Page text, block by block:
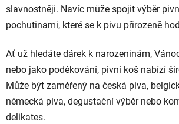
slavnostněji. Navíc může spojit výběr
pochutinami, které se k pivu přirozeně
Ať už hledáte dárek k narozeninám,
nebo jako poděkování, pivní koš nabízí
Může být zaměřený na česká piva,
německá piva, degustační výběr nebo
delikates.